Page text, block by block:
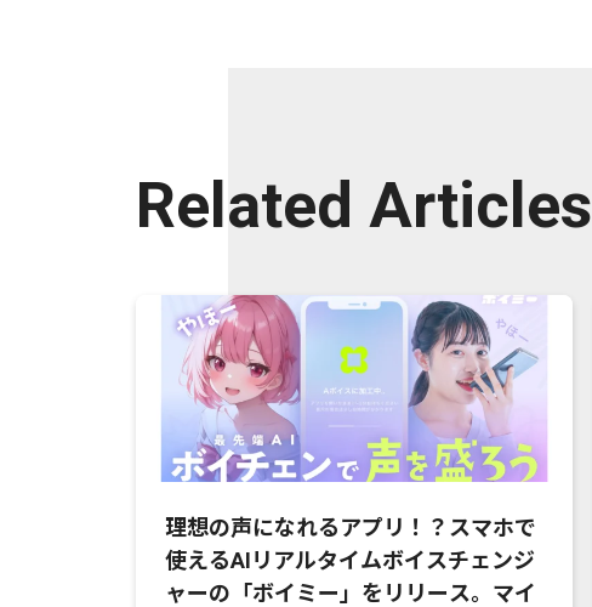
Related Articles
理想の声になれるアプリ！？スマホで
使えるAIリアルタイムボイスチェンジ
ャーの「ボイミー」をリリース。マイ